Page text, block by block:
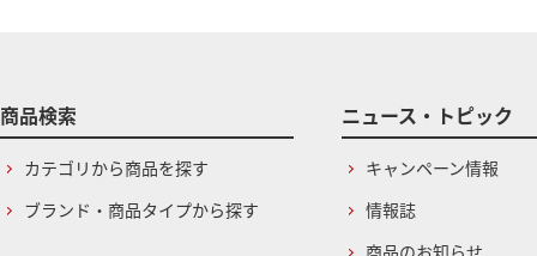
商品検索
カテゴリから商品を探す
ブランド・商品タイプから探す
ニュース・トピック
キャンペーン情報
情報誌
商品のお知らせ